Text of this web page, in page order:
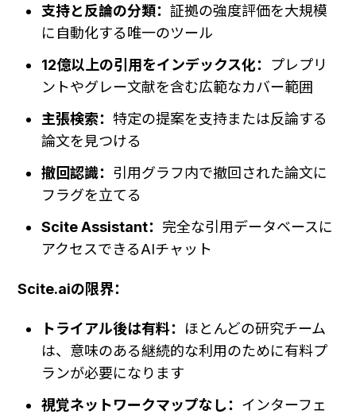
支持と反論の分類：証拠の強度評価を大規模
に自動化する唯一のツール
12億以上の引用をインデックス化： プレプリ
ントやグレー文献を含む広範なカバー範囲
主張検索：特定の提案を支持または反論する
論文を見つける
撤回認識： 引用グラフ内で撤回された論文に
フラグを立てる
Scite Assistant： 完全な引用データベースに
アクセスできるAIチャット
Scite.aiの限界：
トライアル後は有料： ほとんどの研究チーム
は、意味のある継続的な利用のために有料プ
ランが必要になります
視覚ネットワークマップなし： インターフェ